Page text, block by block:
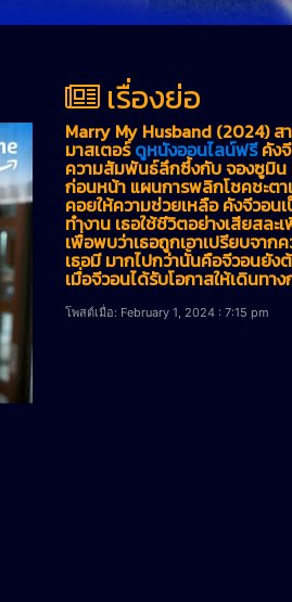
เรื่องย่อ
Marry My Husband (2024)
มาสเตอร์ดูหนังออนไลน์ฟรีคังจี
ความสัมพันธ์ลึกซึ้งกับ จองซูมิน
ก่อนหน้า แผนการพลิกโชคชะต
คอยให้ความช่วยเหลือ คังจีวอ
ทำงาน เธอใช้ชีวิตอย่างเสียสล
เพื่อพบว่าเธอถูกเอาเปรียบจา
เธอมี มากไปกว่านั้นคือจีวอนยัง
เมื่อจีวอนได้รับโอกาสให้เดินท
โพสต์เมื่อ: February 1, 2024 : 7:15 pm